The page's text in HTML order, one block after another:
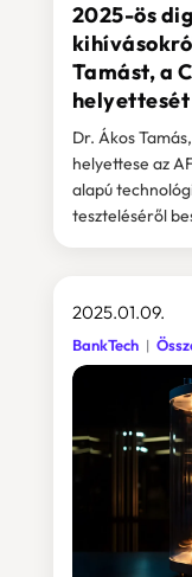
2025-ös
Tamást, a
helyettesét
Dr. Ákos
helyettese az
alapú
teszteléséről
2025.01.09.
BankTech